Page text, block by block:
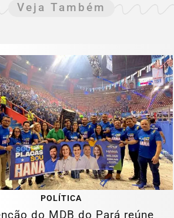
Veja Também
POLÍTICA
do MDB do Pará reúne